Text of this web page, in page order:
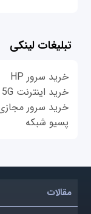
تبلیغات لینکی
خرید سرور HP
خرید اینترنت 5G
خرید سرور
پسیو شبکه
مقالات